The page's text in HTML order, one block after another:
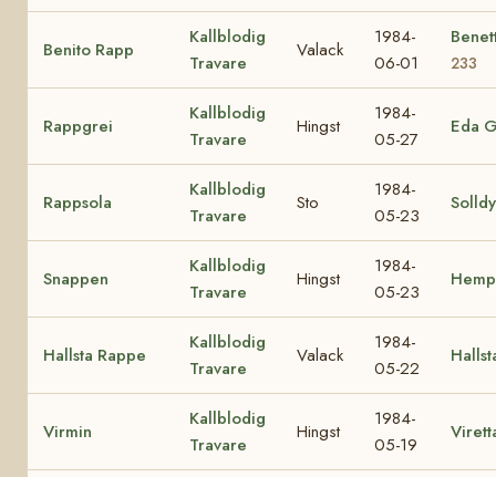
Benito Rapp
Kallblodig
Travare
Valack
1984-
06-01
233
Rappgrei
Kallblodig
Travare
Hingst
1984-
05-27
Eda
Rappsola
Kallblodig
Travare
Sto
1984-
05-23
Solldy
Snappen
Kallblodig
Travare
Hingst
1984-
05-23
Hallsta Rappe
Kallblodig
Travare
Valack
1984-
05-22
Virmin
Kallblodig
Travare
Hingst
1984-
05-19